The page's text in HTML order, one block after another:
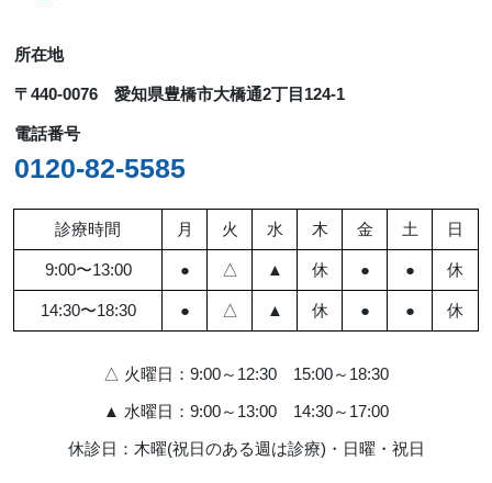
所在地
〒440-0076 愛知県豊橋市大橋通2丁目124-1
電話番号
0120-82-5585
診療時間 月 火 水 木 金 土 日
9:00〜13:00 ● △ ▲ 休 ● ● 休
14:30〜18:30 ● △ ▲ 休 ● ● 休
△ 火曜日：9:00～12:30 15:00～18:30
▲ 水曜日：9:00～13:00 14:30～17:00
休診日：木曜(祝日のある週は診療)・日曜・祝日